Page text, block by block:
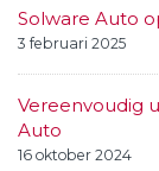
Solware Auto
3 februari 2025
Vereenvoudig
Auto
16 oktober 2024